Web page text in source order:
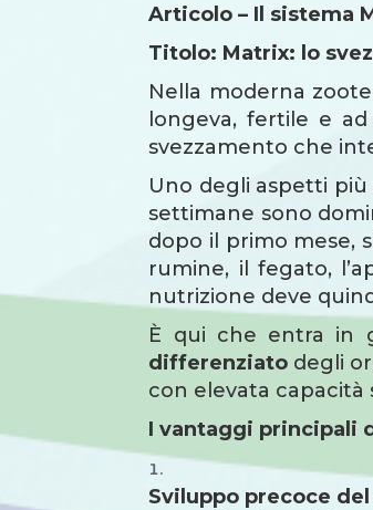
Articolo – Il sistema
Titolo: Matrix: lo
Nella moderna
longeva, fertile e
svezzamento che
Uno degli aspetti più
settimane sono
dopo il primo mese,
rumine, il fegato,
nutrizione deve
È qui che entra in
differenziato degli
con elevata
I vantaggi principali
Sviluppo precoce